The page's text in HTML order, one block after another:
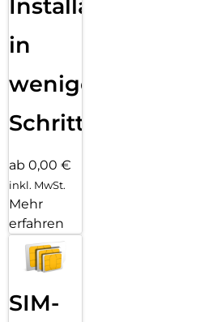
Installation
in
wenigen
Schritten
ab 0,00 €
inkl. MwSt.
Mehr
erfahren
SIM-